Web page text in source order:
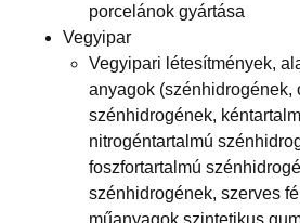
porcelánok gyártása
Vegyipar
Vegyipari létesítmények,
anyagok (szénhidrogének,
szénhidrogének,
nitrogéntartalmú
foszfortartalmú
szénhidrogének, szerves
műanyagok szintetikus